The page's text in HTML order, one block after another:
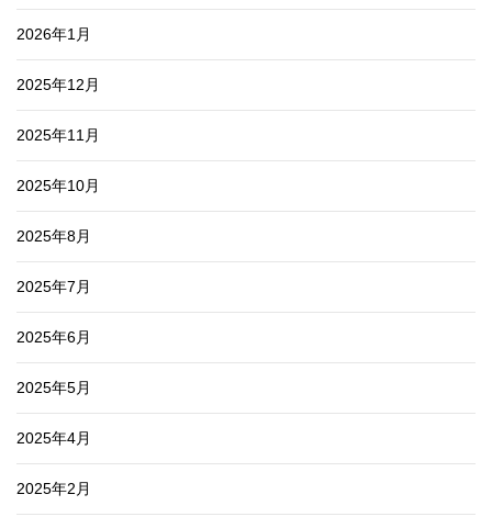
2026年1月
2025年12月
2025年11月
2025年10月
2025年8月
2025年7月
2025年6月
2025年5月
2025年4月
2025年2月